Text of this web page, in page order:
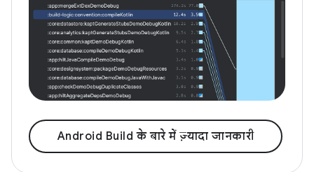
Android Build के बारे में ज़्यादा जानकारी